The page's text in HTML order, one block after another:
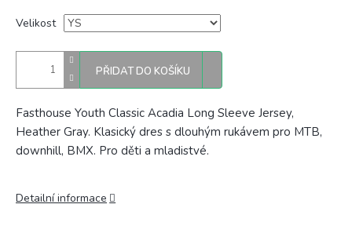
Velikost
PŘIDAT DO KOŠÍKU
Fasthouse Youth Classic Acadia Long Sleeve Jersey,
Heather Gray. Klasický dres s dlouhým rukávem pro MTB,
downhill, BMX. Pro děti a mladistvé.
Detailní informace